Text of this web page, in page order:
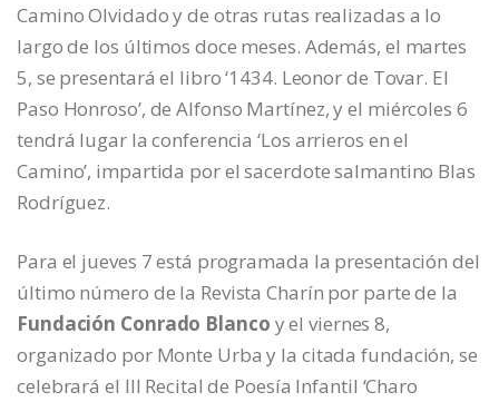
Camino Olvidado y de otras rutas realizadas a lo
largo de los últimos doce meses. Además, el martes
5, se presentará el libro ‘1434. Leonor de Tovar. El
Paso Honroso’, de Alfonso Martínez, y el miércoles 6
tendrá lugar la conferencia ‘Los arrieros en el
Camino’, impartida por el sacerdote salmantino Blas
Rodríguez.
Para el jueves 7 está programada la presentación del
último número de la Revista Charín por parte de la
Fundación Conrado Blanco y el viernes 8,
organizado por Monte Urba y la citada fundación, se
celebrará el III Recital de Poesía Infantil ‘Charo